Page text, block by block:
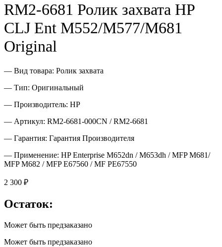
RM2-6681 Ролик захвата HP
CLJ Ent M552/M577/M681
Original
— Вид товара: Ролик захвата
— Тип: Оригинальный
— Производитель: HP
— Артикул: RM2-6681-000CN / RM2-6681
— Гарантия: Гарантия Производителя
— Применение: HP Enterprise M652dn / M653dh / MFP M681/
MFP M682 / MFP E67560 / MF PE67550
2 300 ₽
Остаток:
Может быть предзаказано
Может быть предзаказано